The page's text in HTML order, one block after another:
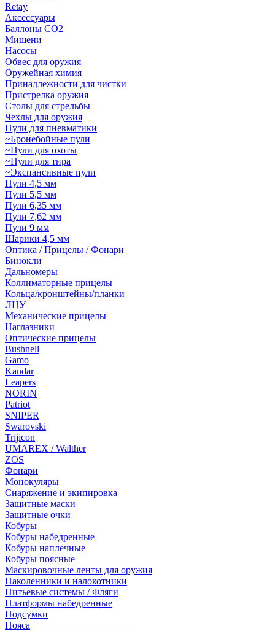
Retay
Аксессуары
Баллоны СО2
Мишени
Насосы
Обвес для оружия
Оружейная химия
Принадлежности для чистки
Пристрелка оружия
Столы для стрельбы
Чехлы для оружия
Пули для пневматики
~Бронебойные пули
~Пули для охоты
~Пули для тира
~Экспансивные пули
Пули 4,5 мм
Пули 5,5 мм
Пули 6,35 мм
Пули 7,62 мм
Пули 9 мм
Шарики 4,5 мм
Оптика / Прицелы / Фонари
Бинокли
Дальномеры
Коллиматорные прицелы
Кольца/кронштейны/планки
ЛЦУ
Механические прицелы
Наглазники
Оптические прицелы
Bushnell
Gamo
Kandar
Leapers
NORIN
Patriot
SNIPER
Swarovski
Trijicon
UMAREX / Walther
ZOS
Фонари
Монокуляры
Снаряжение и экипировка
Защитные маски
Защитные очки
Кобуры
Кобуры набедренные
Кобуры наплечные
Кобуры поясные
Маскировочные ленты для оружия
Наколенники и налокотники
Питьевые системы / Фляги
Платформы набедренные
Подсумки
Пояса